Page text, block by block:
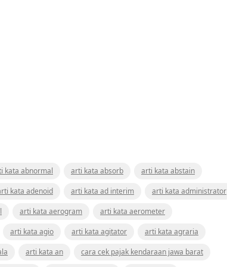
kata abnormal arti kata absorb
arti kata abstain
kata adenoid arti kata ad interim
arti kata administrator
arti kata aerogram
arti kata aerometer
arti kata agio arti kata agitator
arti kata agraria
arti kata an
cara cek pajak kendaraan jawa barat